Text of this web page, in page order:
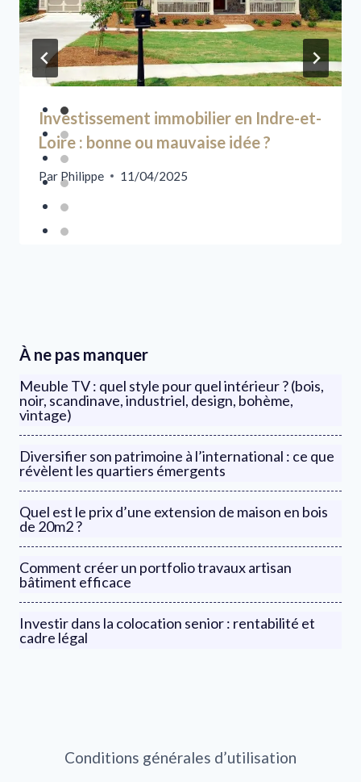
Investissement immobilier en Indre-et-
Loire : bonne ou mauvaise idée ?
Par Philippe 11/04/2025
À ne pas manquer
Meuble TV : quel style pour quel intérieur ? (bois,
noir, scandinave, industriel, design, bohème,
vintage)
Diversifier son patrimoine à l’international : ce que
révèlent les quartiers émergents
Quel est le prix d’une extension de maison en bois
de 20m2 ?
Comment créer un portfolio travaux artisan
bâtiment efficace
Investir dans la colocation senior : rentabilité et
cadre légal
Conditions générales d’utilisation